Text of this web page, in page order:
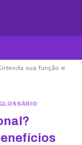
sua função e